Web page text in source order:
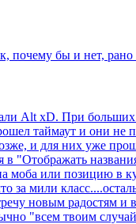
почему бы и нет,
Alt xD. При
таймаут и они не
и для них уже
в "Отображать
моба или позицию в
за мили
новым радостям и
"всем твоим